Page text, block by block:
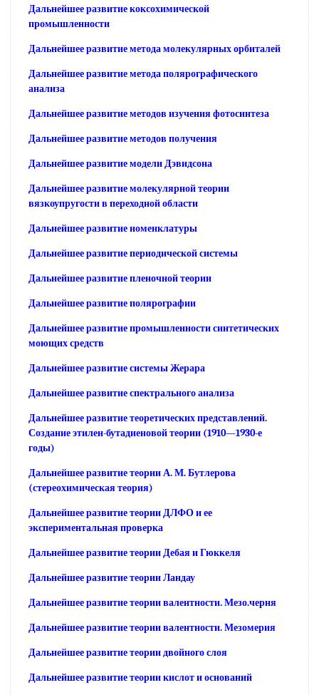
Дальнейшее развитие коксохимической
промышленности
Дальнейшее развитие метода молекулярных орбиталей
Дальнейшее развитие метода полярографического
анализа
Дальнейшее развитие методов изучения фотосинтеза
Дальнейшее развитие методов получения
Дальнейшее развитие модели Дэвидсона
Дальнейшее развитие молекулярной теории
вязкоупругости в переходной области
Дальнейшее развитие номенклатуры
Дальнейшее развитие периодической системы
Дальнейшее развитие пленочной теории
Дальнейшее развитие полярографии
Дальнейшее развитие промышленности синтетических
моющих средств
Дальнейшее развитие системы Жерара
Дальнейшее развитие спектрального анализа
Дальнейшее развитие теоретических представлений.
Создание этилен-бутадиеновой теории (1910—1930-е
годы)
Дальнейшее развитие теории А. М. Бутлерова
(стереохимическая теория)
Дальнейшее развитие теории ДЛФО и ее
экспериментальная проверка
Дальнейшее развитие теории Дебая и Гюккеля
Дальнейшее развитие теории Ландау
Дальнейшее развитие теории валентности. Мезо.черня
Дальнейшее развитие теории валентности. Мезомерия
Дальнейшее развитие теории двойного слоя
Дальнейшее развитие теории кислот и оснований